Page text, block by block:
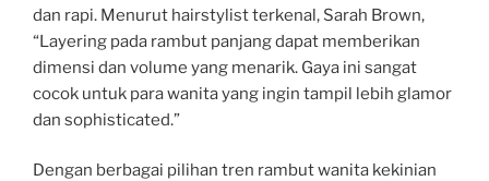
dan rapi. Menurut hairstylist terkenal, Sarah Brown,
“Layering pada rambut panjang dapat memberikan
dimensi dan volume yang menarik. Gaya ini sangat
cocok untuk para wanita yang ingin tampil lebih glamor
dan sophisticated.”
Dengan berbagai pilihan tren rambut wanita kekinian